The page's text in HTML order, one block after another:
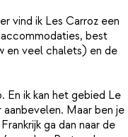
vind ik Les Carroz een
best
en veel chalets) en de
En ik kan het gebied Le
Maar ben je
ga dan naar de